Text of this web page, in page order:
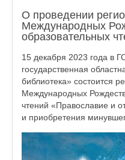
О проведении
Международных
образовательных
15 декабря 2023 года в
государственная
библиотека» состоится
Международных
чтений «Православие и
и приобретения